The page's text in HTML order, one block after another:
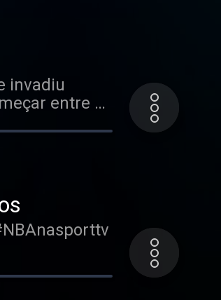
invadiu
entre os